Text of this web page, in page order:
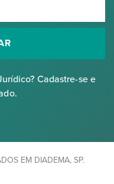
Cadastre-se e
EM DIADEMA, SP.